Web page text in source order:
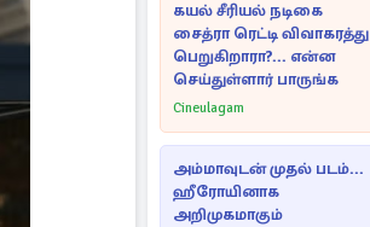
கயல் சீரியல் நடிகை
சைத்ரா ரெட்டி விவாகரத்து
பெறுகிறாரா?... என்ன
செய்துள்ளார் பாருங்க
Cineulagam
அம்மாவுடன் முதல் படம்...
ஹீரோயினாக
அறிமுகமாகும்